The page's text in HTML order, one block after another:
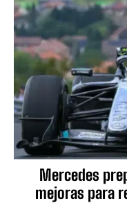
Mercedes
mejoras para